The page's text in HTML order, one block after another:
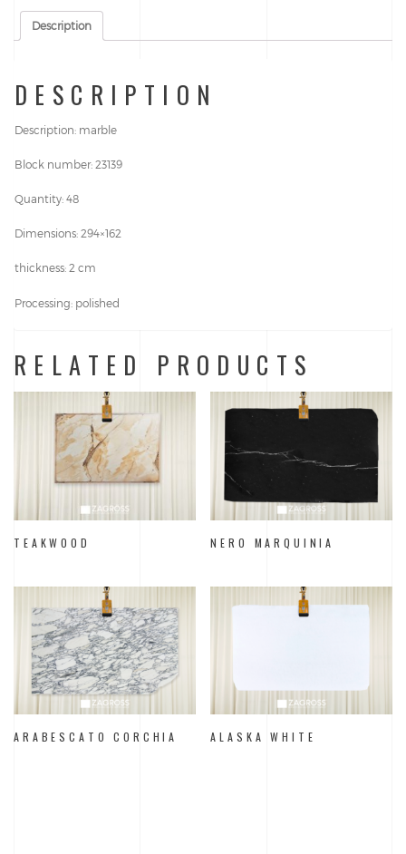
Description
DESCRIPTION
Description: marble
Block number: 23139
Quantity: 48
Dimensions: 294×162
thickness: 2 cm
Processing: polished
RELATED PRODUCTS
TEAKWOOD NERO MARQUINIA
ARABESCATO CORCHIA ALASKA WHITE